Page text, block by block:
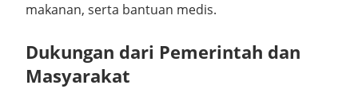
makanan, serta bantuan medis.
Dukungan dari Pemerintah dan
Masyarakat